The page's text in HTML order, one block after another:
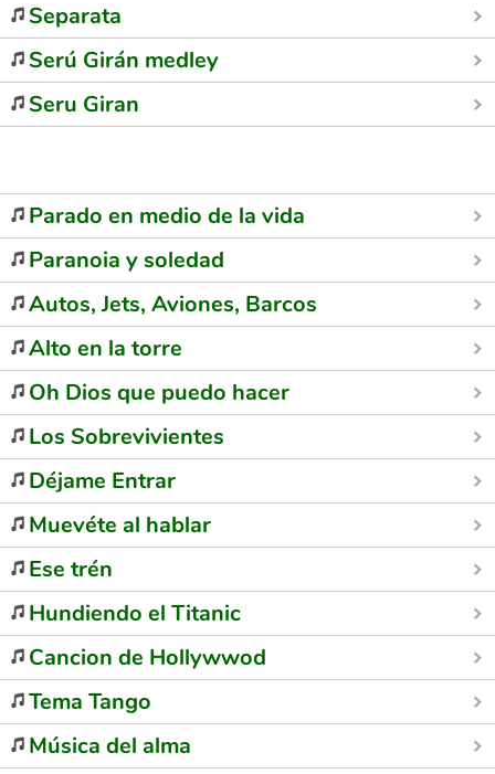
Separata
Serú Girán medley
Seru Giran
Parado en medio de la vida
Paranoia y soledad
Autos, Jets, Aviones, Barcos
Alto en la torre
Oh Dios que puedo hacer
Los Sobrevivientes
Déjame Entrar
Muevéte al hablar
Ese trén
Hundiendo el Titanic
Cancion de Hollywwod
Tema Tango
Música del alma